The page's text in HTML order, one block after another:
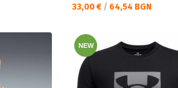
Текуща цена:
33,00 € / 64,54 BGN
NEW